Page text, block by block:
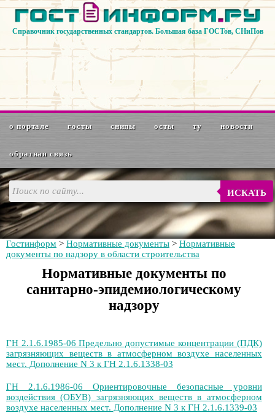
Справочник государственных стандартов. Большая база ГОСТов, СНиПов
о портале госты снипы осты ту новости
обратная связь
ИСКАТЬ
Гостинформ > Нормативные документы > Нормативные
документы по надзору в области строительства
Нормативные документы по
санитарно-эпидемиологическому
надзору
ГН 2.1.6.1985-06 Предельно допустимые концентрации (ПДК)
загрязняющих веществ в атмосферном воздухе населенных
мест. Дополнение N 3 к ГН 2.1.6.1338-03
ГН 2.1.6.1986-06 Ориентировочные безопасные уровни
воздействия (ОБУВ) загрязняющих веществ в атмосферном
воздухе населенных мест. Дополнение N 3 к ГН 2.1.6.1339-03